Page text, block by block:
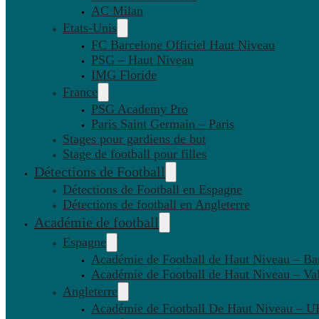
AC Milan
Etats-Unis
FC Barcelone Officiel Haut Niveau
PSG – Haut Niveau
IMG Floride
France
PSG Academy Pro
Paris Saint Germain – Paris
Stages pour gardiens de but
Stage de football pour filles
Détections de Football
Détections de Football en Espagne
Détections de football en Angleterre
Académie de football
Espagne
Académie de Football de Haut Niveau –
Académie de Football de Haut Niveau –
Angleterre
Académie de Football De Haut Niveau –